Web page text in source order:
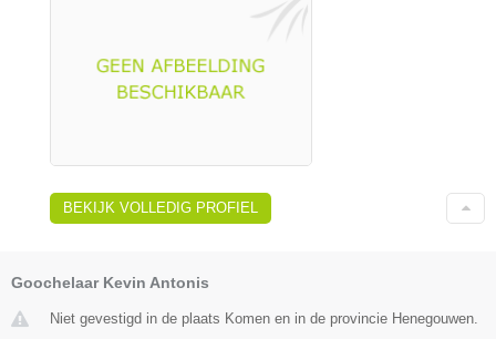
BEKIJK VOLLEDIG PROFIEL
Goochelaar Kevin Antonis
Niet gevestigd in de plaats Komen en in de provincie Henegouwen.